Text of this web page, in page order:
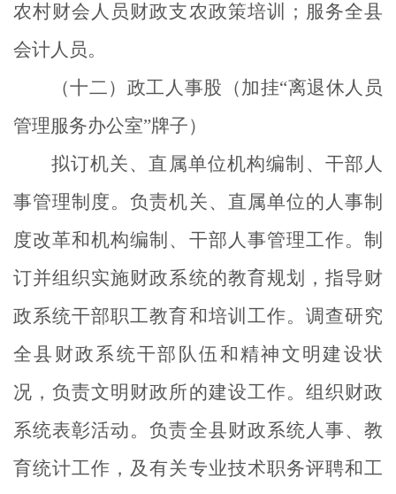
农村财会人员财政支农政策培训；服务全县
会计人员。
（十二）政工人事股（加挂“离退休人员
管理服务办公室”牌子）
拟订机关、直属单位机构编制、干部人
事管理制度。负责机关、直属单位的人事制
度改革和机构编制、干部人事管理工作。制
订并组织实施财政系统的教育规划，指导财
政系统干部职工教育和培训工作。调查研究
全县财政系统干部队伍和精神文明建设状
况，负责文明财政所的建设工作。组织财政
系统表彰活动。负责全县财政系统人事、教
育统计工作，及有关专业技术职务评聘和工